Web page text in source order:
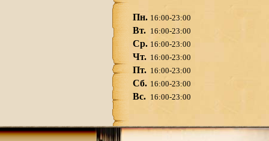
Пн. 16:00-23:00
Вт. 16:00-23:00
Ср. 16:00-23:00
Чт. 16:00-23:00
Пт. 16:00-23:00
Сб. 16:00-23:00
Вс. 16:00-23:00